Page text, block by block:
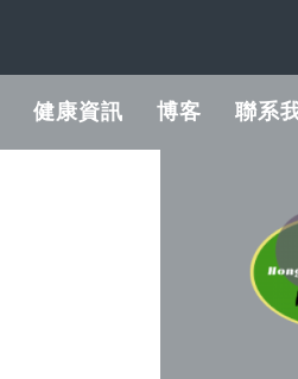
健康資訊 博客 聯系